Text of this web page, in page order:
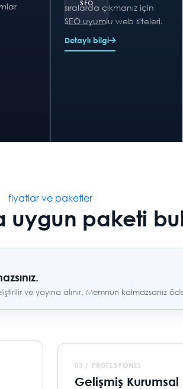
sıralarda çıkmanız için
SEO uyumlu web siteleri.
Detaylı bilgi
fiyatlar ve paketler
uygun paketi
ve yayına alınır. Memnun kalmazsanız
03 / PROFESYONEL
Gelişmiş Kurumsal